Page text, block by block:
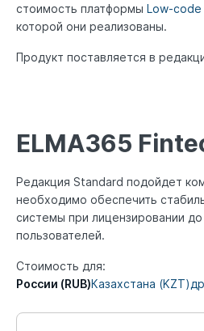
стоимость платформы Low-code
которой они реализованы.
Продукт поставляется в
ELMA365
Редакция Standard подойдет
необходимо обеспечить
системы при лицензировании
пользователей.
Стоимость для:
России (RUB)Казахстана (KZT)